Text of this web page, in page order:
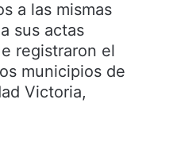
a las mismas
sus actas
registraron el
municipios de
Victoria,